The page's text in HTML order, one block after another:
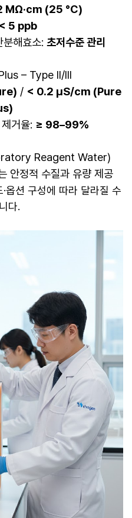
MΩ·cm (25 °C)
< 5 ppb
해효소: 초저수준 관리
– Type II/III
/ < 0.2 µS/cm (Pure
거율: ≥ 98–99%
Reagent Water)
안정적 수질과 유량 제공
옵션 구성에 따라 달라질 수
다.